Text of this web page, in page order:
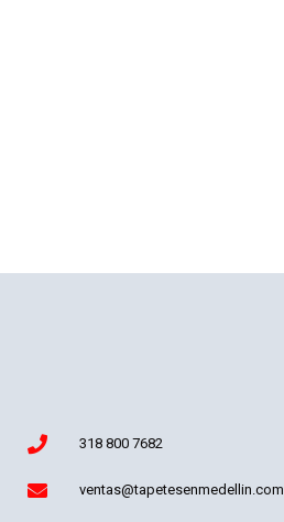
318 800 7682
ventas@tapetesenmedellin.com